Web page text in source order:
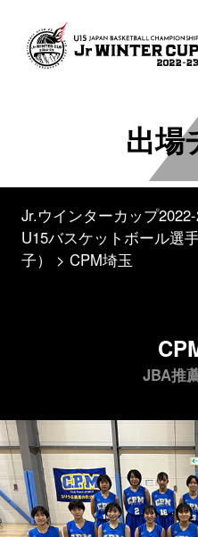
出場
Jr.ウインターカップ
U15バスケットボール選
子）
CPM埼玉
JBA推